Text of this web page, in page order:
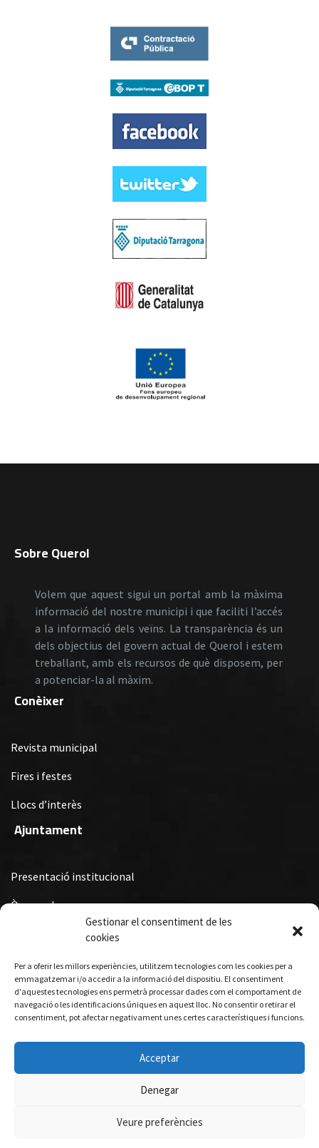
Gestionar el consentiment de les
cookies
Per a oferir les millors experiències, utilitzem tecnologies com les cookies per a
emmagatzemar i/o accedir a la informació del dispositiu. El consentiment
d'aquestes tecnologies ens permetrà processar dades com el comportament de
navegació o les identificacions úniques en aquest lloc. No consentir o retirar el
consentiment, pot afectar negativament unes certes característiques i funcions.
Acceptar
Denegar
Veure preferències
Sobre Querol
Volem que aquest sigui un portal amb la màxima
informació del nostre municipi i que faciliti l’accés
a la informació dels veïns. La transparència és un
dels objectius del govern actual de Querol i estem
treballant, amb els recursos de què disposem, per
a potenciar-la al màxim.
Conèixer
Revista municipal
Fires i festes
Llocs d’interès
Ajuntament
Presentació institucional
Òrgans de govern
Ordenances Fiscals, Ordenances i Reglaments i Subvencions i
Turisme
Allotjament
© 2026 Ajuntament de Querol